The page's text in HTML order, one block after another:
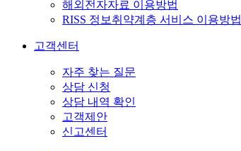
해외전자자료 이용방법
RISS 정보취약계층 서비스 이용방법
고객센터
자주 찾는 질문
상담 신청
상담 내역 확인
고객제안
신고센터